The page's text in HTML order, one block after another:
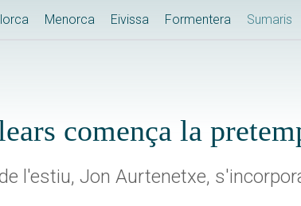
Menorca Eivissa Formentera Sumaris
comença la
l'estiu, Jon Aurtenetxe,